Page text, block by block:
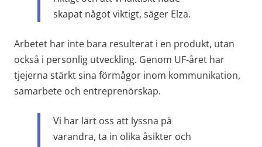
skapat något viktigt, säger Elza.
Arbetet har inte bara resulterat i en produkt, utan
också i personlig utveckling. Genom UF-året har
tjejerna stärkt sina förmågor inom kommunikation,
samarbete och entreprenörskap.
Vi har lärt oss att lyssna på
varandra, ta in olika åsikter och